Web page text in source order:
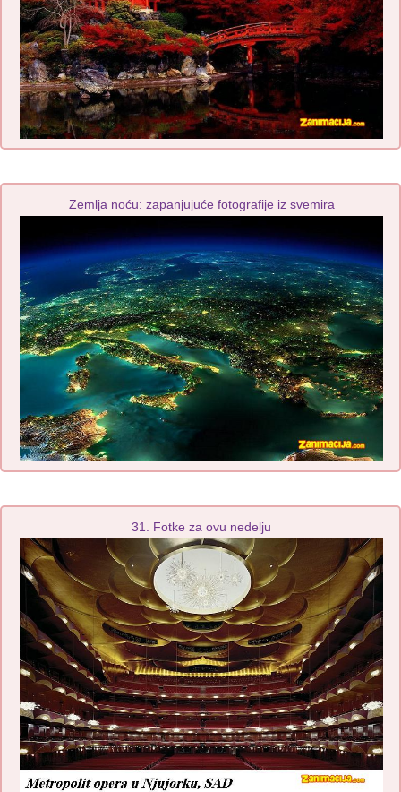
Zemlja noću: zapanjujuće fotografije iz svemira
31. Fotke za ovu nedelju